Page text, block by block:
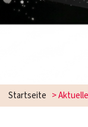
Startseite >